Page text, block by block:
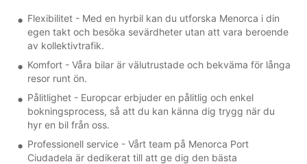
Flexibilitet - Med en hyrbil kan du utforska Menorca i din
egen takt och besöka sevärdheter utan att vara beroende
av kollektivtrafik.
Komfort - Våra bilar är välutrustade och bekväma för långa
resor runt ön.
Pålitlighet - Europcar erbjuder en pålitlig och enkel
bokningsprocess, så att du kan känna dig trygg när du
hyr en bil från oss.
Professionell service - Vårt team på Menorca Port
Ciudadela är dedikerat till att ge dig den bästa